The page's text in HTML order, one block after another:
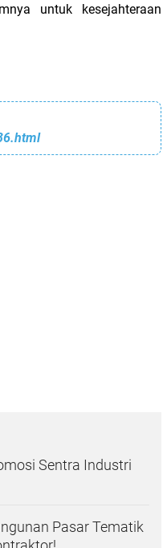
untuk kesejahteraan
Sentra Industri
Pasar Tematik